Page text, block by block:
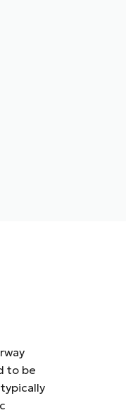
to be